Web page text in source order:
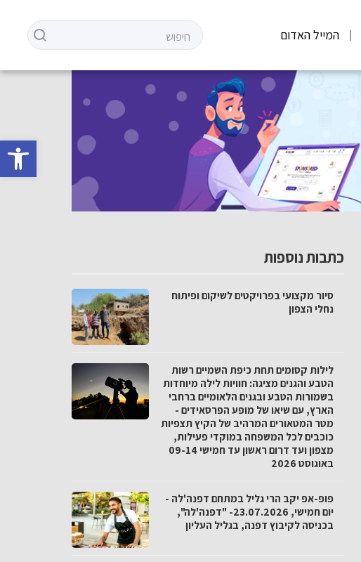
פתח
המייל האדום
כתבות נוספות
סיור מקצועי בפרויקטים לשיקום ופיתוח
נחלי הצפון
לילות קסומים תחת כיפת השמיים רשות
הטבע והגנים מציגה: חוויות לילה מיוחדות
בשמורות הטבע ובגנים הלאומיים ברחבי
הארץ, עם שיאו של מופע הפרסאידים -
מטר המטאורים המרהיב של הקיץ תצפיות
כוכבים לכל המשפחה במוקדי פעילות,
מצפון ועד דרום ראשון עד חמישי 09-14
באוגוסט 2026
פופ-אפ יקב הרי גליל במתחם דפנה'לה -
יום חמישי, 23.07.2026- "דפנה'לה",
בכניסה לקיבוץ דפנה, בגליל העליון